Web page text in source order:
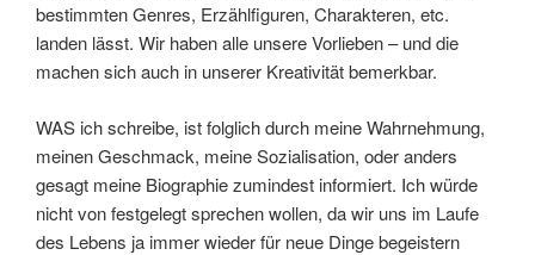
bestimmten Genres, Erzählfiguren, Charakteren, etc.
landen lässt. Wir haben alle unsere Vorlieben – und die
machen sich auch in unserer Kreativität bemerkbar.
WAS ich schreibe, ist folglich durch meine Wahrnehmung,
meinen Geschmack, meine Sozialisation, oder anders
gesagt meine Biographie zumindest informiert. Ich würde
nicht von festgelegt sprechen wollen, da wir uns im Laufe
des Lebens ja immer wieder für neue Dinge begeistern